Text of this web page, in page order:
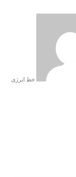
خط انرژی